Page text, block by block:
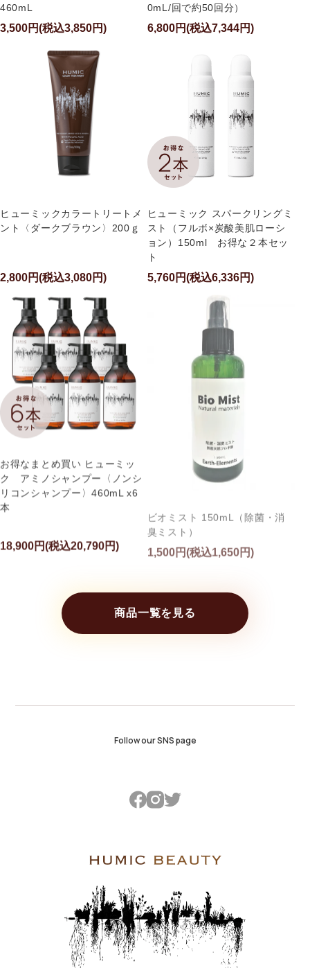
460mL
3,500円(税込3,850円)
0mL/回で約50回分）
6,800円(税込7,344円)
ヒューミックカラートリートメ
ント〈ダークブラウン〉200ｇ
2,800円(税込3,080円)
ヒューミック スパークリングミ
スト（フルボ×炭酸美肌ローシ
ョン）150ml お得な２本セッ
ト
5,760円(税込6,336円)
お得なまとめ買い ヒューミッ
ク アミノシャンプー〈ノンシ
リコンシャンプー〉460mL x6
本
18,900円(税込20,790円)
臭ミスト）
1,500円(税込1,650円)
商品一覧を見る
Follow our SNS page